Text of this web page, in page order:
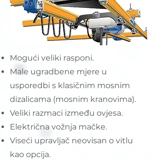
Mogući veliki rasponi.
Male ugradbene mjere u
usporedbi s klasičnim mosnim
dizalicama (mosnim kranovima).
Veliki razmaci između ovjesa.
Električna vožnja mačke.
Viseći upravljač neovisan o vitlu
kao opcija.